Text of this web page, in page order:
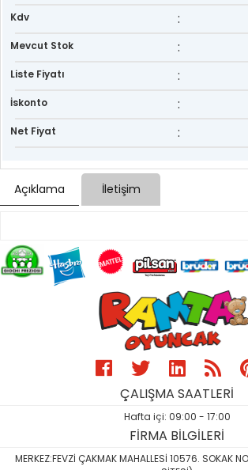
Kdv :
Mevcut Stok :
Liste Fiyatı :
İskonto :
Net Fiyat :
Açıklama İletişim
ÇALIŞMA SAATLERİ
Hafta içi: 09:00 - 17:00
FİRMA BİLGİLERİ
MERKEZ:FEVZİ ÇAKMAK MAHALLESİ 10576. SOKAK